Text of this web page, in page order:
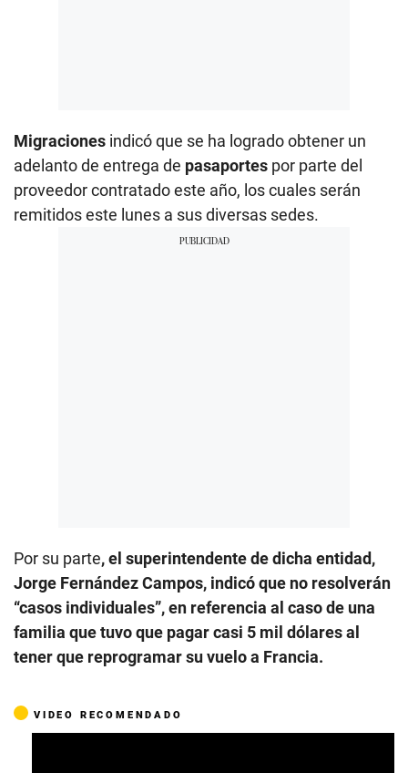
Migraciones indicó que se ha logrado obtener un
adelanto de entrega de pasaportes por parte del
proveedor contratado este año, los cuales serán
remitidos este lunes a sus diversas sedes.
Por su parte, el superintendente de dicha entidad,
Jorge Fernández Campos, indicó que no resolverán
“casos individuales”, en referencia al caso de una
familia que tuvo que pagar casi 5 mil dólares al
tener que reprogramar su vuelo a Francia.
VIDEO RECOMENDADO